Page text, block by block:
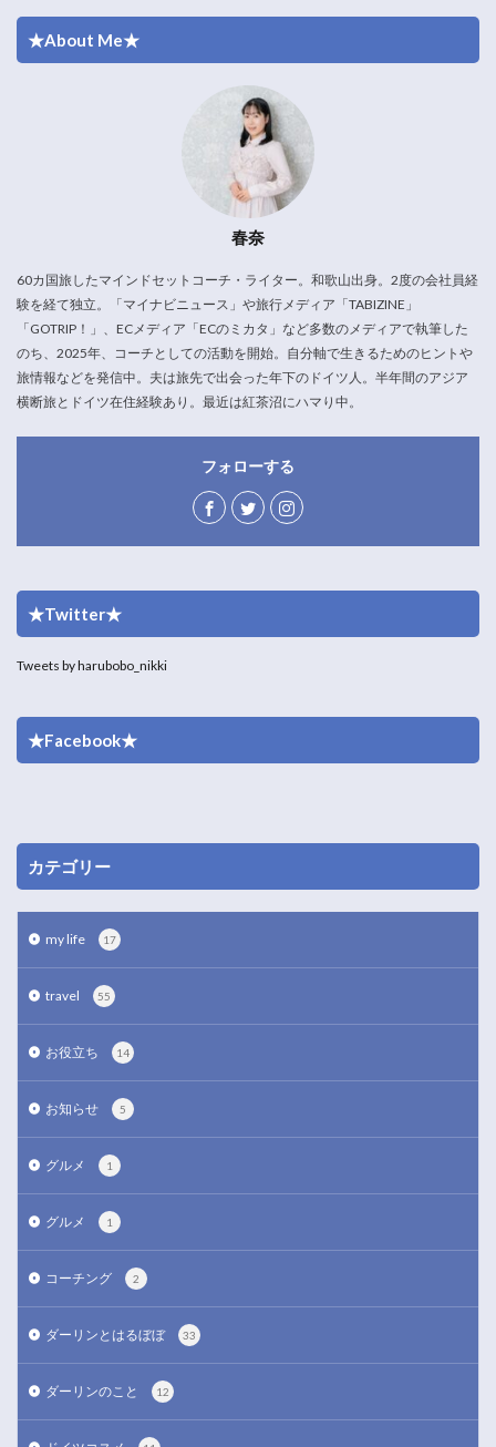
★About Me★
春奈
60カ国旅したマインドセットコーチ・ライター。和歌山出身。2度の会社員経
験を経て独立。「マイナビニュース」や旅行メディア「TABIZINE」
「GOTRIP！」、ECメディア「ECのミカタ」など多数のメディアで執筆した
のち、2025年、コーチとしての活動を開始。自分軸で生きるためのヒントや
旅情報などを発信中。夫は旅先で出会った年下のドイツ人。半年間のアジア
横断旅とドイツ在住経験あり。最近は紅茶沼にハマり中。
フォローする
★Twitter★
Tweets by harubobo_nikki
★Facebook★
カテゴリー
my life 17
travel 55
お役立ち 14
お知らせ 5
グルメ 1
グルメ 1
コーチング 2
ダーリンとはるぼぼ 33
ダーリンのこと 12